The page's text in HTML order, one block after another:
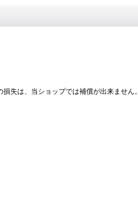
失は、当ショップでは補償が出来ません。